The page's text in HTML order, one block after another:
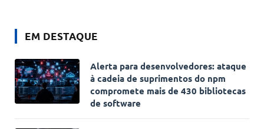
EM DESTAQUE
Alerta para desenvolvedores: ataque
à cadeia de suprimentos do npm
compromete mais de 430 bibliotecas
de software